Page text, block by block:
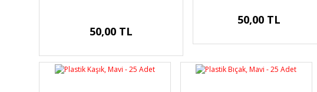
50,00 TL
50,00 TL